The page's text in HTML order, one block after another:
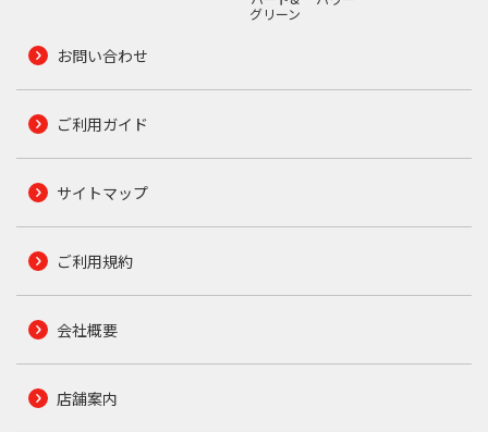
グリーン
お問い合わせ
ご利用ガイド
サイトマップ
ご利用規約
会社概要
店舗案内